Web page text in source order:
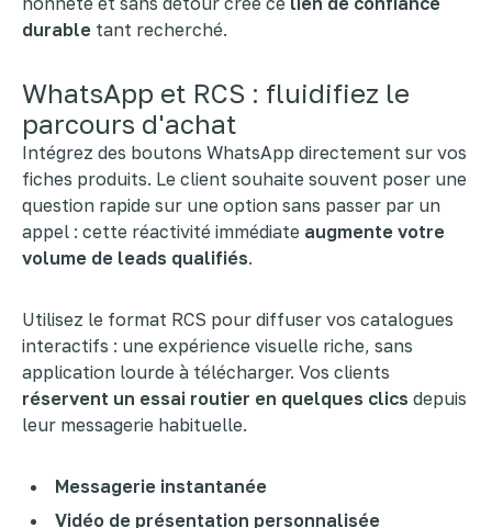
durable tant recherché.
WhatsApp et RCS : fluidifiez le
parcours d'achat
Intégrez des boutons WhatsApp directement sur vos
fiches produits. Le client souhaite souvent poser une
question rapide sur une option sans passer par un
appel : cette réactivité immédiate augmente votre
volume de leads qualifiés.
Utilisez le format RCS pour diffuser vos catalogues
interactifs : une expérience visuelle riche, sans
application lourde à télécharger. Vos clients
réservent un essai routier en quelques clics depuis
leur messagerie habituelle.
Messagerie instantanée
Vidéo de présentation personnalisée